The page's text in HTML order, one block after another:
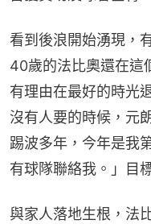
看到後浪開始湧現，
40歲的法比奧還在這
有理由在最好的時光
沒有人要的時候，元
踢波多年，今年是我
有球隊聯絡我。」目
與家人落地生根，法